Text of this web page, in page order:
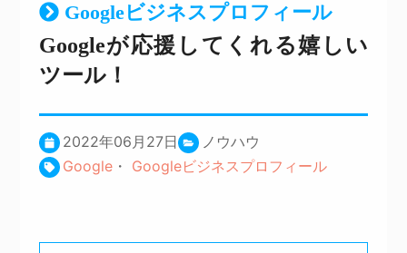
Googleビジネスプロフィール
Googleが応援してくれる嬉しい
ツール！
2022年06月27日
ノウハウ
Google・ Googleビジネスプロフィール